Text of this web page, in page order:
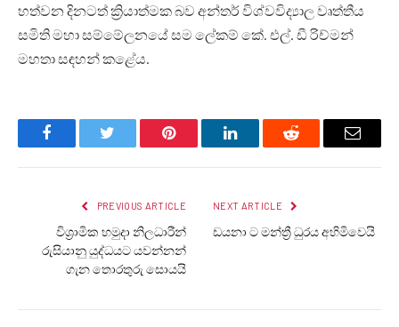
හත්වන දිනටත් ක්‍රියාත්මක බව අන්තර් විශ්වවිද්‍යාල වෘත්තීය
සමිති මහා සම්මේලනයේ සම ලේකම් කේ. එල්. ඩී රිච්මන්
මහතා සඳහන් කළේය.
FacebookTwitter Pinterest LinkedInReddit Email
PREVIOUS ARTICLE
විශ්‍රාමික හමුදා නිලධාරීන්
රුසියානු යුද්ධයට යවන්නන්
ගැන තොරතුරු සොයයි
NEXT ARTICLE
ඩයනා ට මන්ත්‍රී ධුරය අහිමිවෙයි